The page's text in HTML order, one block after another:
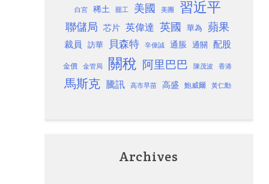
白宮 稀土 罷工 美國 美團 習近平
聯儲局 芯片 英偉達 英國 華為 蘋果
裁員 訪華 貝森特 辛偉誠 通脹 通關 配股
金價 金管局 關稅 阿里巴巴 陳茂波 香港
馬斯克 騰訊 高市早苗 高盛 鮑威爾 黃仁勳
Archives